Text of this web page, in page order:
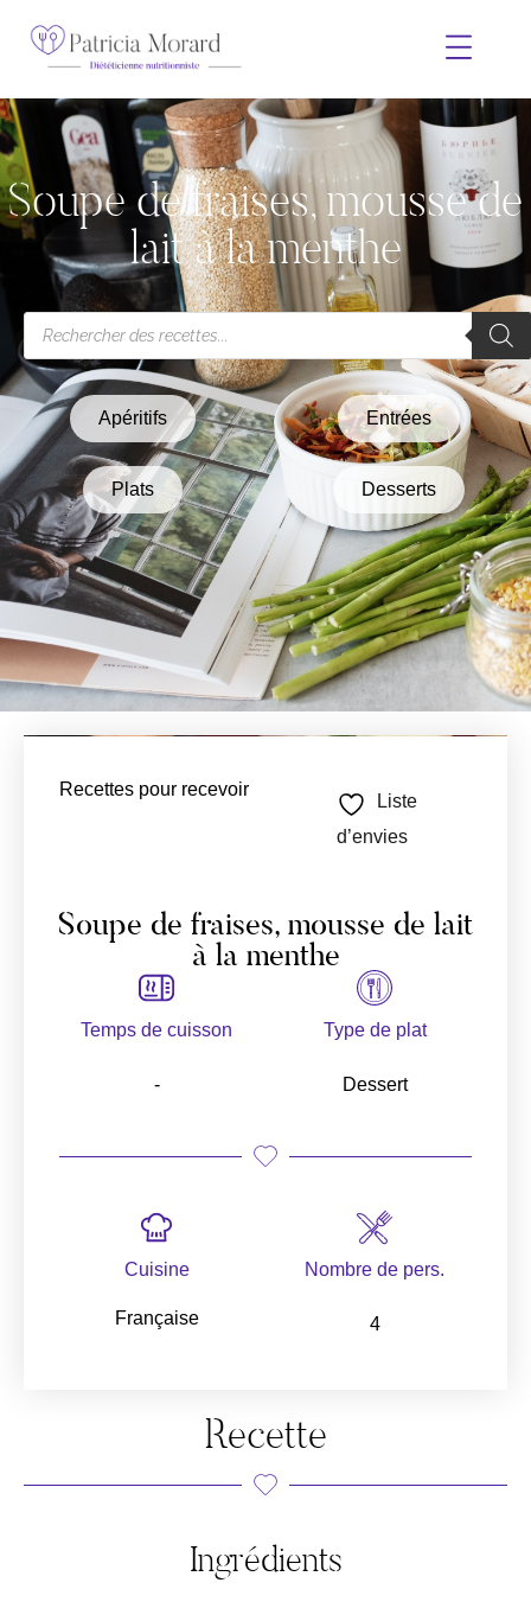
Soupe de fraises, mousse de
lait à la menthe
Apéritifs Entrées
Plats Desserts
Recettes pour recevoir
Liste
d’envies
Soupe de fraises, mousse de lait
à la menthe
Temps de cuisson
-
Type de plat
Dessert
Cuisine
Française
Nombre de pers.
4
Recette
Ingrédients